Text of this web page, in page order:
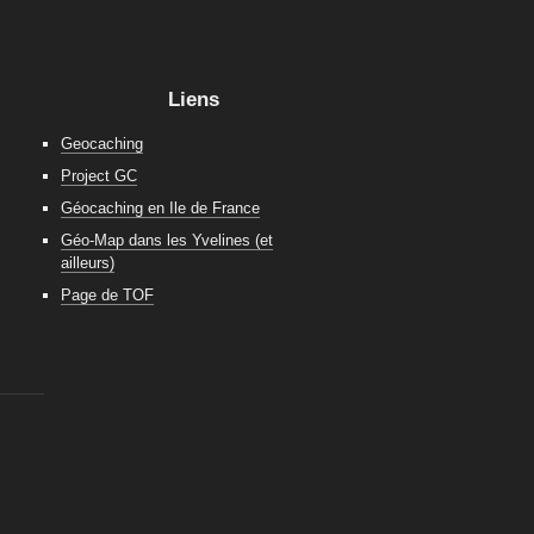
Liens
Geocaching
Project GC
Géocaching en Ile de France
Géo-Map dans les Yvelines (et
ailleurs)
Page de TOF